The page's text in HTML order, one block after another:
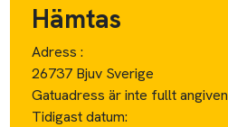
Hämtas
Adress :
26737 Bjuv Sverige
Gatuadress är inte fullt angiven
Tidigast datum: